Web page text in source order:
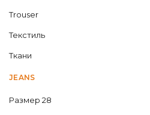
Trouser
Текстиль
Ткани
JEANS
Размер 28